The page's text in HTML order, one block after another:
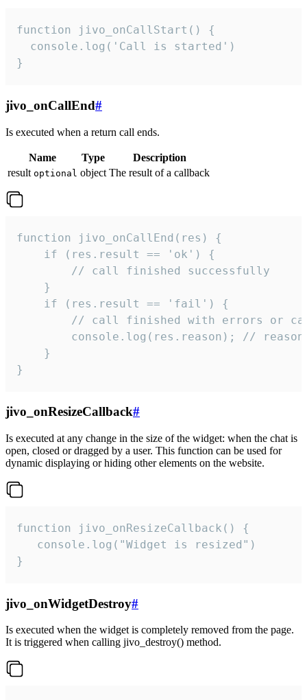
function jivo_onCallStart() {
  console.log('Call is started')
}
jivo_onCallEnd#
Is executed when a return call ends.
Name Type
Description
result optional object The result of a callback
function jivo_onCallEnd(res) {
    if (res.result == 'ok') {
        // call finished successfully
    }
    if (res.result == 'fail') {
// call finished with errors or
console.log(res.reason); //
    }
}
jivo_onResizeCallback#
Is executed at any change in the size of the widget: when the chat is
open, closed or dragged by a user. This function can be used for
dynamic displaying or hiding other elements on the website.
function jivo_onResizeCallback() {
   console.log("Widget is resized")
}
jivo_onWidgetDestroy#
Is executed when the widget is completely removed from the page.
It is triggered when calling jivo_destroy() method.